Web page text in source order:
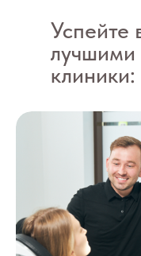
Успейте
клиники: